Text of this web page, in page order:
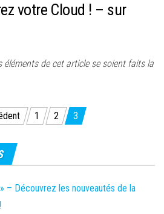
votre Cloud ! – sur
éléments de cet article se soient faits la
1 2 3
– Découvrez les nouveautés de la